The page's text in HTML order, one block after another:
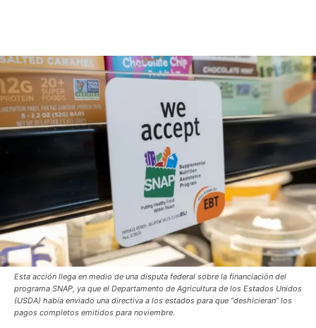
Esta acción llega en medio de una disputa federal sobre la financiación del
programa SNAP, ya que el Departamento de Agricultura de los Estados Unidos
(USDA) había enviado una directiva a los estados para que “deshicieran” los
pagos completos emitidos para noviembre.